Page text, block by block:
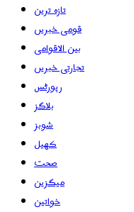
تازہ ترین
قومی خبریں
بین الاقوامی
تجارتی خبریں
رپورٹس
بلاگز
شوبز
کھیل
صحت
میگزین
خواتین